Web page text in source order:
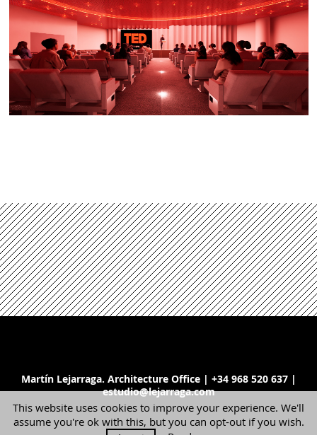
Martín Lejarraga. Architecture Office | +34 968 520 637 |
estudio@lejarraga.com
This website uses cookies to improve your experience. We'll
assume you're ok with this, but you can opt-out if you wish.